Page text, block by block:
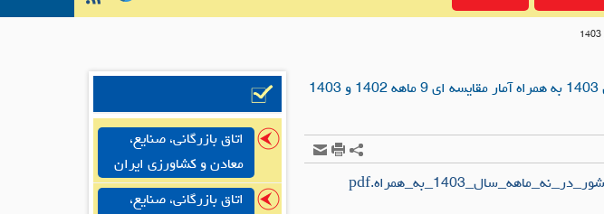
اتاق بازرگانی، صنایع،
معادن و کشاورزی ایران
اتاق بازرگانی، صنایع،